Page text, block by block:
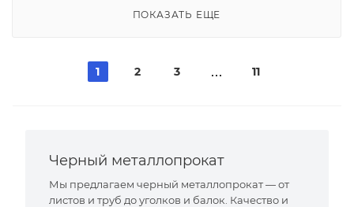
ПОКАЗАТЬ ЕЩЕ
1 2 3 11
Черный металлопрокат
Мы предлагаем черный металлопрокат — от
листов и труб до уголков и балок. Качество и